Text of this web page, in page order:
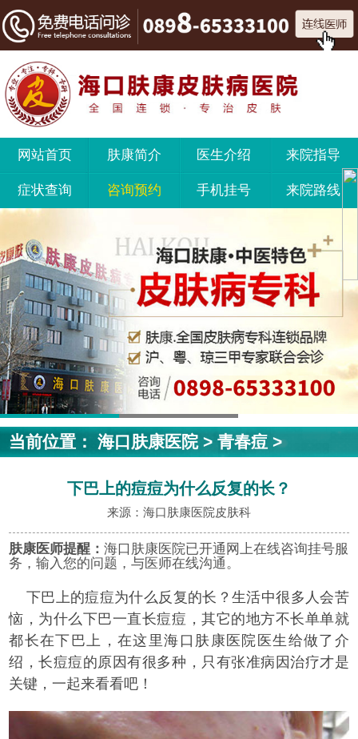
网站首页 肤康简介 医生介绍 来院指导
症状查询 咨询预约 手机挂号 来院路线
当前位置：海口肤康医院>青春痘 >
下巴上的痘痘为什么反复的长？
来源：海口肤康医院皮肤科
肤康医师提醒：海口肤康医院已开通网上在线咨询挂号服
务，输入您的问题，与医师在线沟通。
下巴上的痘痘为什么反复的长？生活中很多人会苦
恼，为什么下巴一直长痘痘，其它的地方不长单单就
都长在下巴上，在这里海口肤康医院医生给做了介
绍，长痘痘的原因有很多种，只有张准病因治疗才是
关键，一起来看看吧！